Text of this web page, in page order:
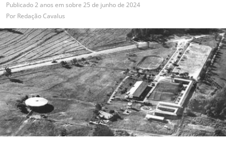
Publicado2 anos em sobre 25 de junho de 2024
Por Redação Cavalus